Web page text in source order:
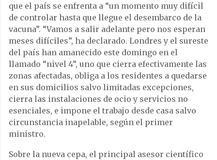
que el país se enfrenta a “un momento muy difícil
de controlar hasta que llegue el desembarco de la
vacuna”. “Vamos a salir adelante pero nos esperan
meses difíciles”, ha declarado. Londres y el sureste
del país han amanecido este domingo en el
llamado “nivel 4”, uno que cierra efectivamente las
zonas afectadas, obliga a los residentes a quedarse
en sus domicilios salvo limitadas excepciones,
cierra las instalaciones de ocio y servicios no
esenciales, e impone el trabajo desde casa salvo
circunstancia inapelable, según el primer
ministro.
Sobre la nueva cepa, el principal asesor científico